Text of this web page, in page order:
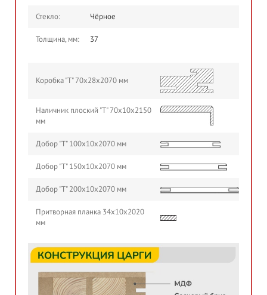
Стекло: Чёрное
Толщина, мм: 37
Коробка "Т" 70х28х2070 мм
Наличник плоский "Т" 70х10х2150
мм
Добор "Т" 100х10х2070 мм
Добор "Т" 150х10х2070 мм
Добор "Т" 200х10х2070 мм
Притворная планка 34х10х2020
мм